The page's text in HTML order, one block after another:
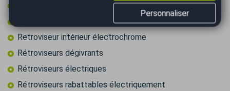
Reconnaissance des panneaux de signalisation
Régulateur de vitesse adaptatif
Retroviseur intérieur électrochrome
Rétroviseurs dégivrants
Rétroviseurs électriques
Rétroviseurs rabattables électriquement
Personnaliser